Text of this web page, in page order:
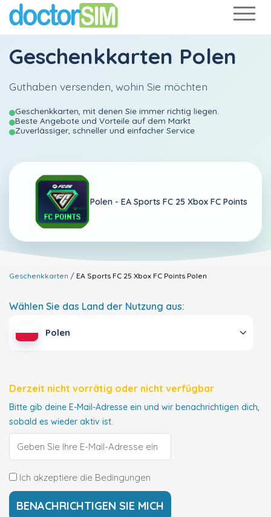
Geschenkkarten Polen
Guthaben versenden, wohin Sie möchten
Geschenkkarten, mit denen Sie immer richtig liegen.
Beste Angebote und Vorteile auf dem Markt
Zuverlässiger, schneller und einfacher Service
Polen - EA Sports FC 25 Xbox FC Points
Geschenkkarten EA Sports FC 25 Xbox FC Points Polen
Wählen Sie das Land der Nutzung aus:
Polen
Derzeit nicht vorrätig oder nicht verfügbar
Bitte gib deine E-Mail-Adresse ein und wir benachrichtigen dich,
sobald es wieder aktiv ist.
Ich akzeptiere die Bedingungen